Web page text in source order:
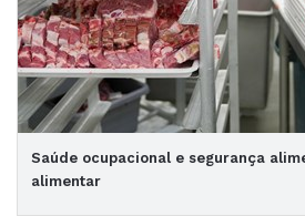
Saúde ocupacional e segurança
alimentar